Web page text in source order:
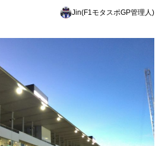
Jin(F1モタスポGP管理人)